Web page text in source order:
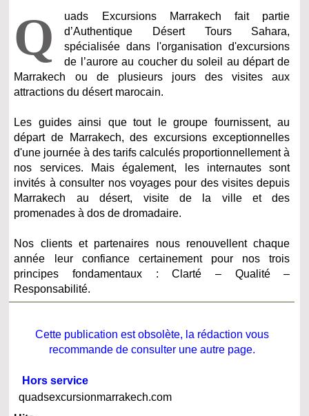
Q
uads Excursions Marrakech fait partie
d’Authentique Désert Tours Sahara,
spécialisée dans l'organisation d'excursions
de l’aurore au coucher du soleil au départ de
Marrakech ou de plusieurs jours des visites aux
attractions du désert marocain.
Les guides ainsi que tout le groupe fournissent, au
départ de Marrakech, des excursions exceptionnelles
d'une journée à des tarifs calculés proportionnellement à
nos services. Mais également, les internautes sont
invités à consulter nos voyages pour des visites depuis
Marrakech au désert, visite de la ville et des
promenades à dos de dromadaire.
Nos clients et partenaires nous renouvellent chaque
année leur confiance certainement pour nos trois
principes fondamentaux : Clarté – Qualité –
Responsabilité.
Cette publication est obsolète, la rédaction vous
recommande de consulter une autre page.
Hors service
quadsexcursionmarrakech.com